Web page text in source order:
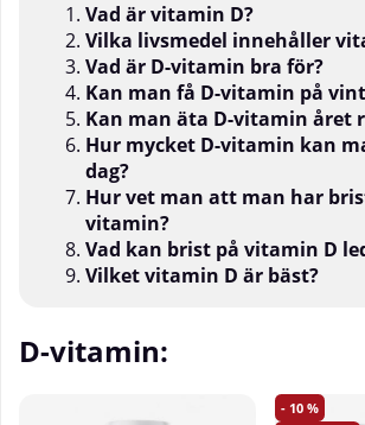
Vad är vitamin D?
Vilka livsmedel innehåller
Vad är D-vitamin bra för?
Kan man få D-vitamin på
Kan man äta D-vitamin året
Hur mycket D-vitamin kan
dag?
Hur vet man att man har
vitamin?
Vad kan brist på vitamin D
Vilket vitamin D är bäst?
D-vitamin:
10